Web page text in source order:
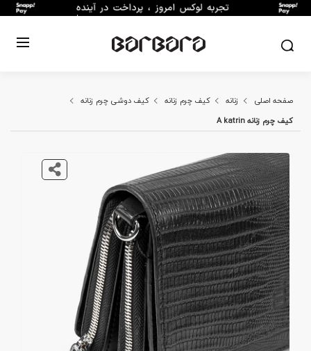
صفحه اصلی زنانه کیف چرم زنانه
کیف دوشی چرم زنانه
کیف چرم زنانه A katrin